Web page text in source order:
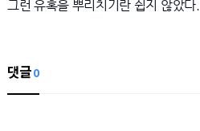
그런 유혹을 뿌리치기란 쉽지 않았다.
댓글0